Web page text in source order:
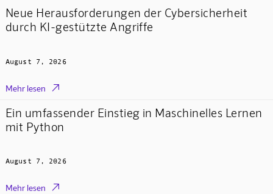
Neue Herausforderungen der Cybersicherheit
durch KI-gestützte Angriffe
August 7, 2026
Mehr lesen 
Ein umfassender Einstieg in Maschinelles Lernen
mit Python
August 7, 2026
Mehr lesen 